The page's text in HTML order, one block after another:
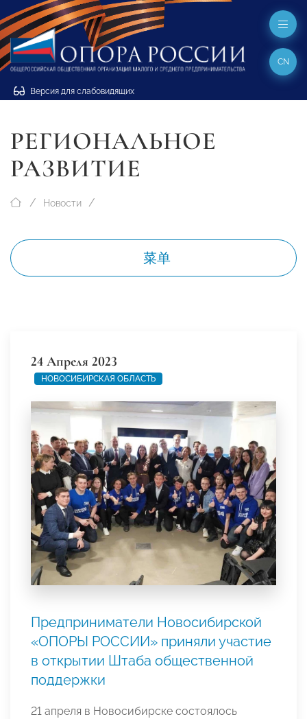
Версия для слабовидящих
CN
РЕГИОНАЛЬНОЕ
РАЗВИТИЕ
Новости
菜单
24 Апреля 2023
НОВОСИБИРСКАЯ ОБЛАСТЬ
Предприниматели Новосибирской
«ОПОРЫ РОССИИ» приняли участие
в открытии Штаба общественной
поддержки
21 апреля в Новосибирске состоялось